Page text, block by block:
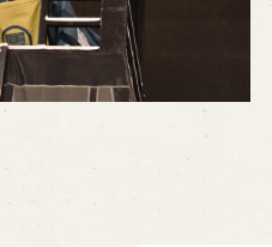
セス 館内のご案内